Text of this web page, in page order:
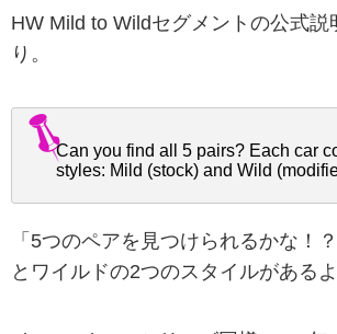
HW Mild to Wildセグメントの公式説
り。
Can you find all 5 pairs? Each car
styles: Mild (stock) and Wild
「5つのペアを見つけられるかな！
とワイルドの2つのスタイルがあるよ